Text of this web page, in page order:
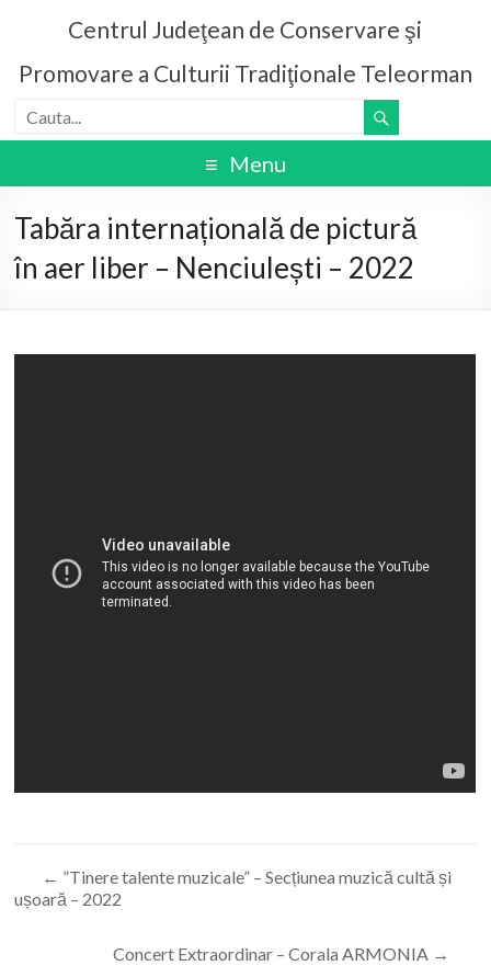
Centrul Judeţean de Conservare şi
Promovare a Culturii Tradiţionale Teleorman
Menu
Tabăra internațională de pictură
în aer liber – Nenciulești – 2022
← ”Tinere talente muzicale” – Secțiunea muzică cultă și
ușoară – 2022
Concert Extraordinar – Corala ARMONIA →